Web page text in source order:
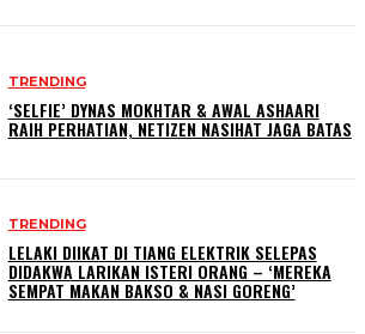
TRENDING
‘SELFIE’ DYNAS MOKHTAR & AWAL ASHAARI
RAIH PERHATIAN, NETIZEN NASIHAT JAGA BATAS
TRENDING
LELAKI DIIKAT DI TIANG ELEKTRIK SELEPAS
DIDAKWA LARIKAN ISTERI ORANG – ‘MEREKA
SEMPAT MAKAN BAKSO & NASI GORENG’